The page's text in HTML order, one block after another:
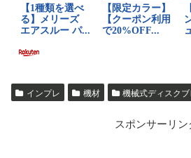
インプレ 機材 機械式ディスク
スポンサーリン